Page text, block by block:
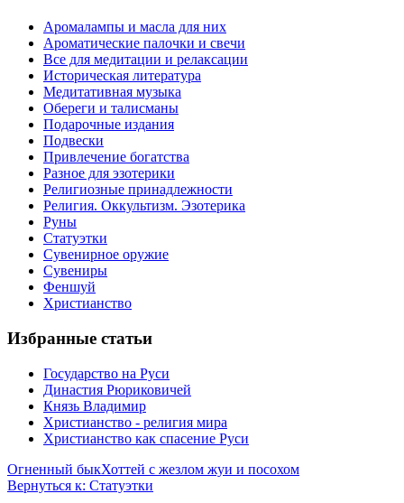
Аромалампы и масла для них
Ароматические палочки и свечи
Все для медитации и релаксации
Историческая литература
Медитативная музыка
Обереги и талисманы
Подарочные издания
Подвески
Привлечение богатства
Разное для эзотерики
Религиозные принадлежности
Религия. Оккультизм. Эзотерика
Руны
Статуэтки
Сувенирное оружие
Сувениры
Феншуй
Христианство
Избранные статьи
Государство на Руси
Династия Рюриковичей
Князь Владимир
Христианство - религия мира
Христианство как спасение Руси
Огненный быкХоттей с жезлом жуи и посохом
Вернуться к: Статуэтки